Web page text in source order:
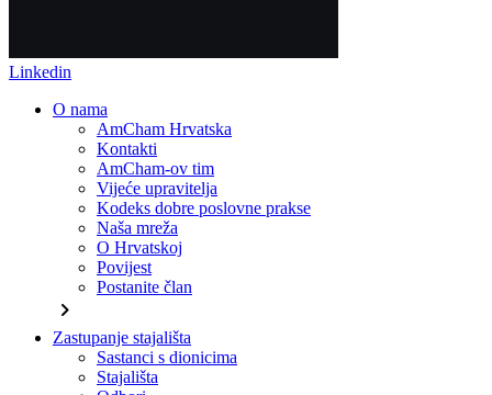
Linkedin
O nama
AmCham Hrvatska
Kontakti
AmCham-ov tim
Vijeće upravitelja
Kodeks dobre poslovne prakse
Naša mreža
O Hrvatskoj
Povijest
Postanite član
chevron_right
Zastupanje stajališta
Sastanci s dionicima
Stajališta